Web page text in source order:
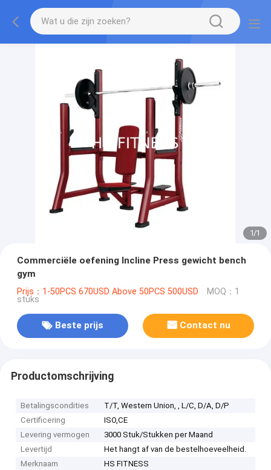
1/1
Commerciële oefening Incline Press gewicht bench
gym
Prijs：1-50PCS 670USD Above 50PCS 500USD MOQ：1
stuks
Beste prijs Contact nu
Productomschrijving
Betalingscondities
T/T, Western Union, , L/C, D/A, D/P
Certificering
ISO,CE
Levering vermogen
3000 Stuk/Stukken per Maand
Levertijd
Het hangt af van de bestelhoeveelheid.
Merknaam
HS FITNESS